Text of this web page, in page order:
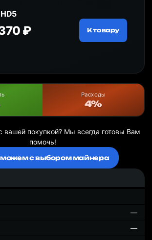
₽ К товару
Расходы
4%
покупкой? Мы всегда готовы Вам
помочь!
с выбором майнера
—
—